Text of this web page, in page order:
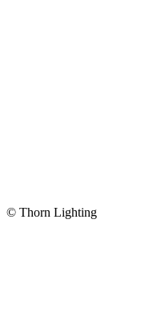
© Thorn Lighting